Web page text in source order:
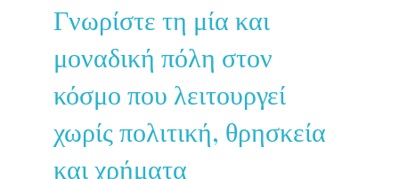
Γνωρίστε τη μία και
μοναδική πόλη στον
κόσμο που λειτουργεί
χωρίς πολιτική, θρησκεία
και χρήματα